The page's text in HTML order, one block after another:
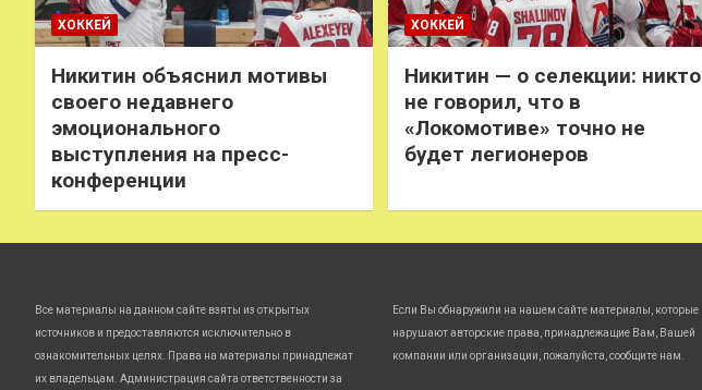
ХОККЕЙ
Никитин объяснил мотивы
своего недавнего
эмоционального
выступления на пресс-
конференции
ХОККЕЙ
Никитин — о селекции: никто
не говорил, что в
«Локомотиве» точно не
будет легионеров
Все материалы на данном сайте взяты из открытых
источников и предоставляются исключительно в
ознакомительных целях. Права на материалы принадлежат
их владельцам. Администрация сайта ответственности за
Если Вы обнаружили на нашем сайте материалы, которые
нарушают авторские права, принадлежащие Вам, Вашей
компании или организации, пожалуйста, сообщите нам.